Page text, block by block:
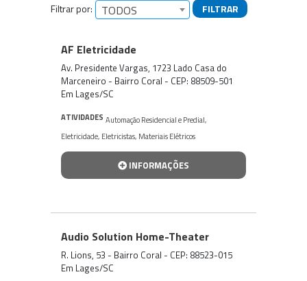
Filtrar por: TODOS FILTRAR
Empresas encontradas
AF Eletricidade
Av. Presidente Vargas, 1723 Lado Casa do
Marceneiro - Bairro Coral - CEP: 88509-501
Em Lages/SC
ATIVIDADES Automação Residencial e Predial,
Eletricidade, Eletricistas, Materiais Elétricos
INFORMAÇÕES
Audio Solution Home-Theater
R. Lions, 53 - Bairro Coral - CEP: 88523-015
Em Lages/SC